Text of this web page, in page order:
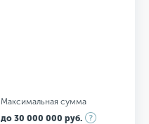
Максимальная сумма
до 30 000 000 руб.